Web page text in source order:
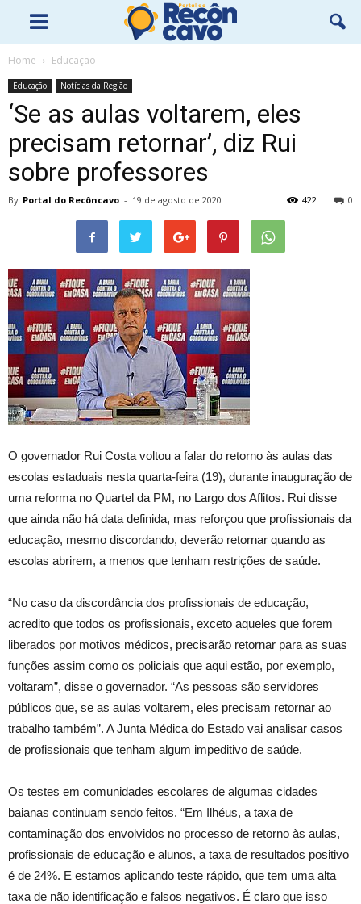
Home Educação
Educação Notícias da Região
‘Se as aulas voltarem, eles
precisam retornar’, diz Rui
sobre professores
By Portal do Recôncavo - 19 de agosto de 2020 0
422
O governador Rui Costa voltou a falar do retorno às aulas das
escolas estaduais nesta quarta-feira (19), durante inauguração de
uma reforma no Quartel da PM, no Largo dos Aflitos. Rui disse
que ainda não há data definida, mas reforçou que profissionais da
educação, mesmo discordando, deverão retornar quando as
escolas abrirem, a menos que tenham restrições de saúde.
“No caso da discordância dos profissionais de educação,
acredito que todos os profissionais, exceto aqueles que forem
liberados por motivos médicos, precisarão retornar para as suas
funções assim como os policiais que aqui estão, por exemplo,
voltaram”, disse o governador. “As pessoas são servidores
públicos que, se as aulas voltarem, eles precisam retornar ao
trabalho também”. A Junta Médica do Estado vai analisar casos
de profissionais que tenham algum impeditivo de saúde.
Os testes em comunidades escolares de algumas cidades
baianas continuam sendo feitos. “Em Ilhéus, a taxa de
contaminação dos envolvidos no processo de retorno às aulas,
profissionais de educação e alunos, a taxa de resultados positivo
é de 24%. E estamos aplicando teste rápido, que tem uma alta
taxa de não identificação e falsos negativos. É claro que isso